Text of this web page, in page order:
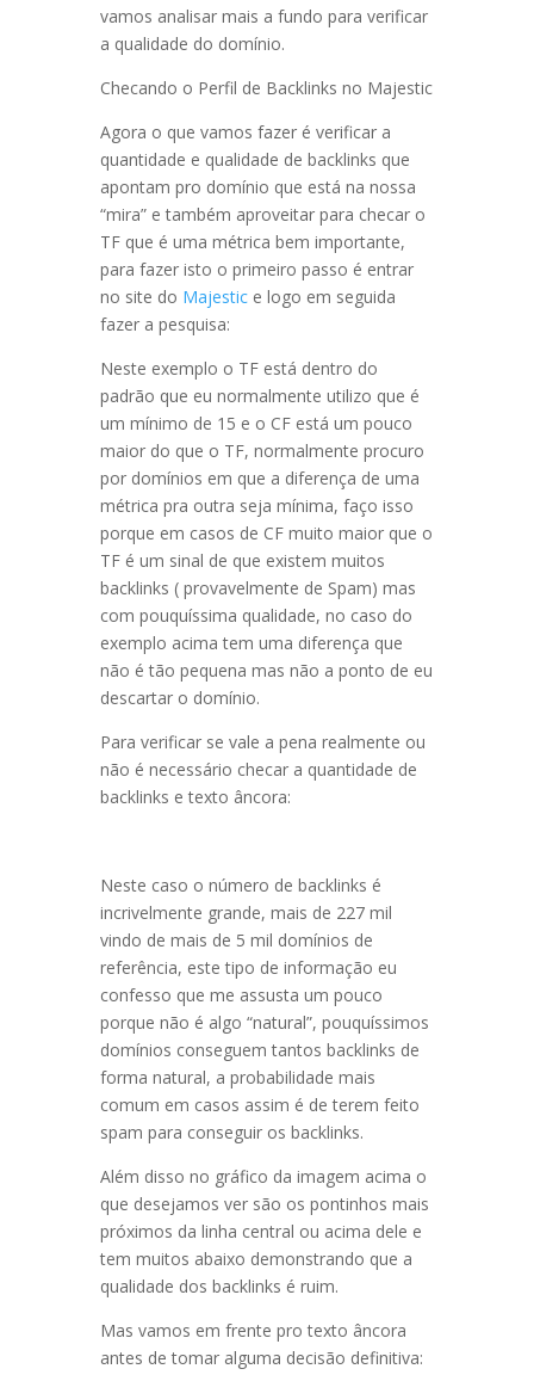
vamos analisar mais a fundo para verificar
a qualidade do domínio.
Checando o Perfil de Backlinks no Majestic
Agora o que vamos fazer é verificar a
quantidade e qualidade de backlinks que
apontam pro domínio que está na nossa
“mira” e também aproveitar para checar o
TF que é uma métrica bem importante,
para fazer isto o primeiro passo é entrar
no site do Majestic e logo em seguida
fazer a pesquisa:
Neste exemplo o TF está dentro do
padrão que eu normalmente utilizo que é
um mínimo de 15 e o CF está um pouco
maior do que o TF, normalmente procuro
por domínios em que a diferença de uma
métrica pra outra seja mínima, faço isso
porque em casos de CF muito maior que o
TF é um sinal de que existem muitos
backlinks ( provavelmente de Spam) mas
com pouquíssima qualidade, no caso do
exemplo acima tem uma diferença que
não é tão pequena mas não a ponto de eu
descartar o domínio.
Para verificar se vale a pena realmente ou
não é necessário checar a quantidade de
backlinks e texto âncora:
Neste caso o número de backlinks é
incrivelmente grande, mais de 227 mil
vindo de mais de 5 mil domínios de
referência, este tipo de informação eu
confesso que me assusta um pouco
porque não é algo “natural”, pouquíssimos
domínios conseguem tantos backlinks de
forma natural, a probabilidade mais
comum em casos assim é de terem feito
spam para conseguir os backlinks.
Além disso no gráfico da imagem acima o
que desejamos ver são os pontinhos mais
próximos da linha central ou acima dele e
tem muitos abaixo demonstrando que a
qualidade dos backlinks é ruim.
Mas vamos em frente pro texto âncora
antes de tomar alguma decisão definitiva: